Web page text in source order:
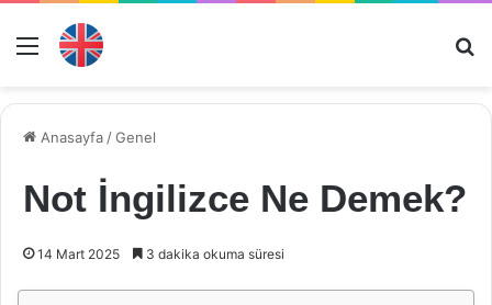
Menü
Anasayfa /Genel
Not İngilizce Ne Demek?
14 Mart 2025 3 dakika okuma süresi